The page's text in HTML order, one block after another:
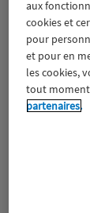
Aidants
Engagement
Expérience
Protection
aux
cookies et
pour
et pour en
les cookies,
tout
partenaires.